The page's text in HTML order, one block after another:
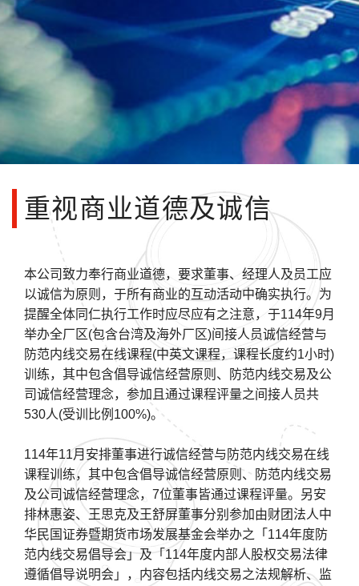
重视商业道德及诚信
本公司致力奉行商业道德，要求董事、经理人及员工应
以诚信为原则，于所有商业的互动活动中确实执行。为
提醒全体同仁执行工作时应尽应有之注意，于114年9月
举办全厂区(包含台湾及海外厂区)间接人员诚信经营与
防范内线交易在线课程(中英文课程，课程长度约1小时)
训练，其中包含倡导诚信经营原则、防范内线交易及公
司诚信经营理念，参加且通过课程评量之间接人员共
530人(受训比例100%)。
114年11月安排董事进行诚信经营与防范内线交易在线
课程训练，其中包含倡导诚信经营原则、防范内线交易
及公司诚信经营理念，7位董事皆通过课程评量。另安
排林惠姿、王思克及王舒屏董事分别参加由财团法人中
华民国证券暨期货市场发展基金会举办之「114年度防
范内线交易倡导会」及「114年度内部人股权交易法律
遵循倡导说明会」，内容包括内线交易之法规解析、监